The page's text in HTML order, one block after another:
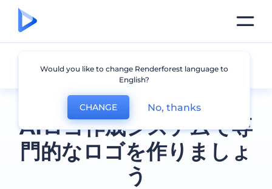
AIロゴ作成システムで専
門的なロゴを作りましょ
う
全てのロゴ
Would you like to change Renderforest language to
English?
CHANGE No, thanks